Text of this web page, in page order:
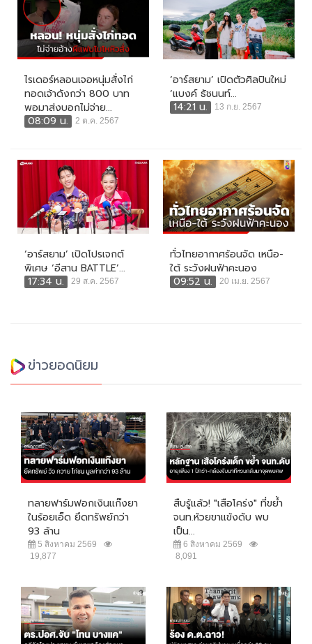
ไรเดอร์หลอนเจอหนุ่มสั่งไก่
ทอดเจ้าดังกว่า 800 บาท
พอมาส่งบอกไม่จ่าย...
08:09 น.
2 ต.ค. 2567
‘อาร์สยาม’ เปิดตัวศิลปินใหม่
‘แบงค์ ธัชนนท์...
14:21 น.
13 ก.ย. 2567
‘อาร์สยาม’ เปิดโปรเจกต์
พิเศษ ‘อีสาน BATTLE’...
17:34 น.
29 ส.ค. 2567
ทั่วไทยอากาศร้อนจัด เหนือ-
ใต้ ระวังฝนฟ้าคะนอง
09:52 น.
20 เม.ย. 2567
ข่าวยอดนิยม
ทลายฟาร์มฟอกเงินแก๊งยา
ในร้อยเอ็ด ยึดทรัพย์กว่า
93 ล้าน
5 สิงหาคม 2569
19,877
สืบรู้แล้ว! "เสือโคร่ง" ที่ขย้ำ
จนท.ห้วยขาแข้งดับ พบ
เป็น...
6 สิงหาคม 2569
8,091